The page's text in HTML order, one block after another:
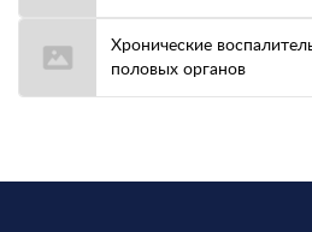
Хронические
половых органов